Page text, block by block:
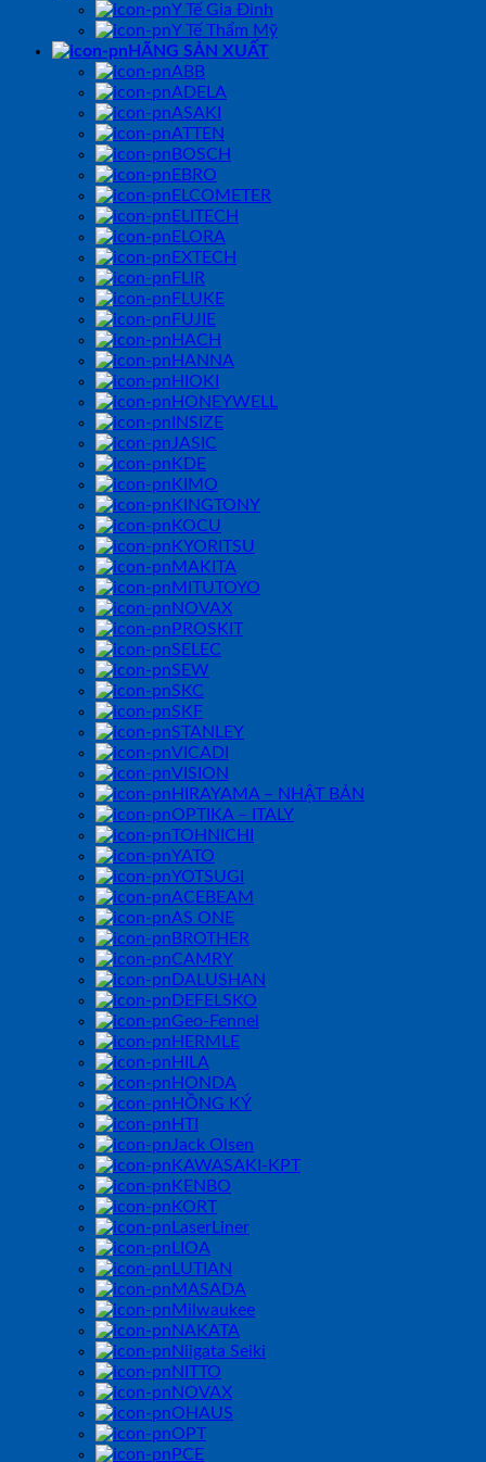
Y Tế Gia Đình
Y Tế Thẩm Mỹ
HÃNG SẢN XUẤT
ABB
ADELA
ASAKI
ATTEN
BOSCH
EBRO
ELCOMETER
ELITECH
ELORA
EXTECH
FLIR
FLUKE
FUJIE
HACH
HANNA
HIOKI
HONEYWELL
INSIZE
JASIC
KDE
KIMO
KINGTONY
KOCU
KYORITSU
MAKITA
MITUTOYO
NOVAX
PROSKIT
SELEC
SEW
SKC
SKF
STANLEY
VICADI
VISION
HIRAYAMA – NHẬT BẢN
OPTIKA – ITALY
TOHNICHI
YATO
YOTSUGI
ACEBEAM
AS ONE
BROTHER
CAMRY
DALUSHAN
DEFELSKO
Geo-Fennel
HERMLE
HILA
HONDA
HỒNG KÝ
HTI
Jack Olsen
KAWASAKI-KPT
KENBO
KORT
LaserLiner
LIOA
LUTIAN
MASADA
Milwaukee
NAKATA
Niigata Seiki
NITTO
NOVAX
OHAUS
OPT
PCE